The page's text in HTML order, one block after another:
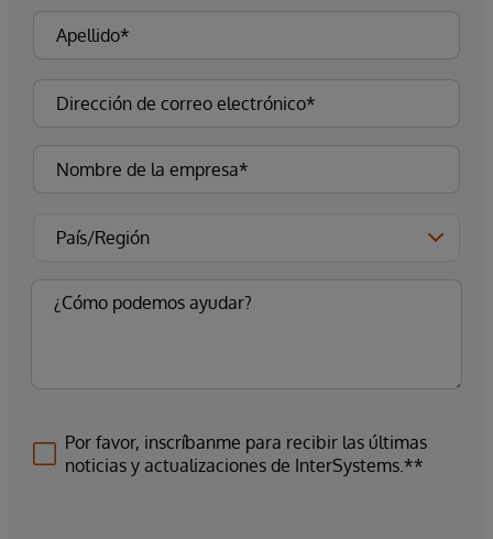
Por favor, inscríbanme para recibir las últimas
noticias y actualizaciones de InterSystems.**